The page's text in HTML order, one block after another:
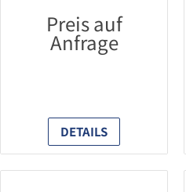
Preis auf
Anfrage
DETAILS